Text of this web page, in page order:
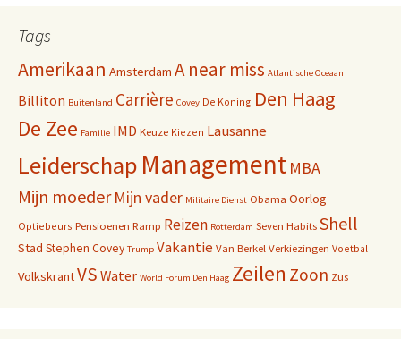
Tags
Amerikaan Amsterdam A near miss Atlantische Oceaan
Billiton Buitenland Carrière Covey De Koning Den Haag
De Zee Familie IMD Keuze Kiezen Lausanne
Leiderschap Management MBA
Mijn moeder Mijn vader Militaire Dienst Obama Oorlog
Optiebeurs Pensioenen Ramp Reizen Rotterdam Seven HabitsShell
Stad Stephen Covey Trump Vakantie Van Berkel Verkiezingen Voetbal
VolkskrantVS Water World Forum Den Haag Zeilen Zoon Zus